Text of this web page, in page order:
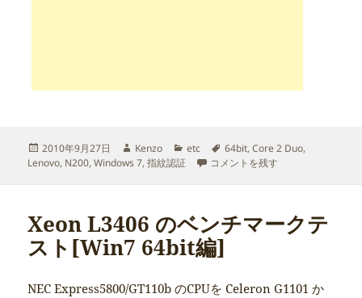
投
稿
2010年9月27日
作
成
Kenzo
カ
etc
タ
グ
64bit,Core 2 Duo,
Lenovo, N200,Windows 7,指紋認証 Lenovo 3000 N200 に Windows 7
コメントを残す
Xeon L3406 のベンチマークテ
スト[Win7 64bit編]
NEC Express5800/GT110b のCPUを Celeron G1101 か